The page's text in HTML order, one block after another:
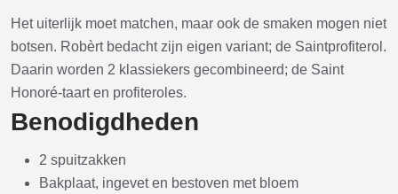
Het uiterlijk moet matchen, maar ook de smaken mogen niet
botsen. Robèrt bedacht zijn eigen variant; de Saintprofiterol.
Daarin worden 2 klassiekers gecombineerd; de Saint
Honoré-taart en profiteroles.
Benodigdheden
2 spuitzakken
Bakplaat, ingevet en bestoven met bloem